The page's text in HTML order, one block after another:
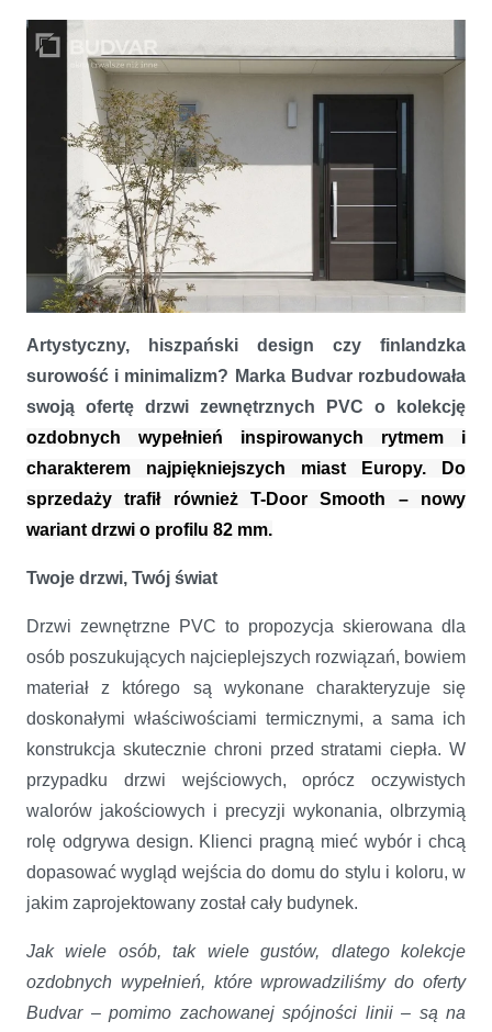
Budvar z rozszerzoną ofertą drzwi zewnętrznych PVC
Artystyczny, hiszpański design czy finlandzka
surowość i minimalizm? Marka Budvar rozbudowała
swoją ofertę drzwi zewnętrznych PVC o kolekcję
ozdobnych wypełnień
inspirowanych rytmem i
charakterem najpiękniejszych miast Europy. Do
sprzedaży trafił również T-Door Smooth – nowy
wariant drzwi o profilu 82 mm.
Twoje drzwi, Twój świat
Drzwi zewnętrzne PVC to propozycja skierowana dla
osób poszukujących najcieplejszych rozwiązań, bowiem
materiał z którego są wykonane charakteryzuje się
doskonałymi właściwościami termicznymi, a sama ich
konstrukcja skutecznie chroni przed stratami ciepła. W
przypadku drzwi wejściowych, oprócz oczywistych
walorów jakościowych i precyzji wykonania, olbrzymią
rolę odgrywa design. Klienci pragną mieć wybór i chcą
dopasować wygląd wejścia do domu do stylu i koloru, w
jakim zaprojektowany został cały budynek.
Jak wiele osób, tak wiele gustów, dlatego kolekcje
ozdobnych wypełnień, które wprowadziliśmy do oferty
Budvar – pomimo zachowanej spójności linii – są na